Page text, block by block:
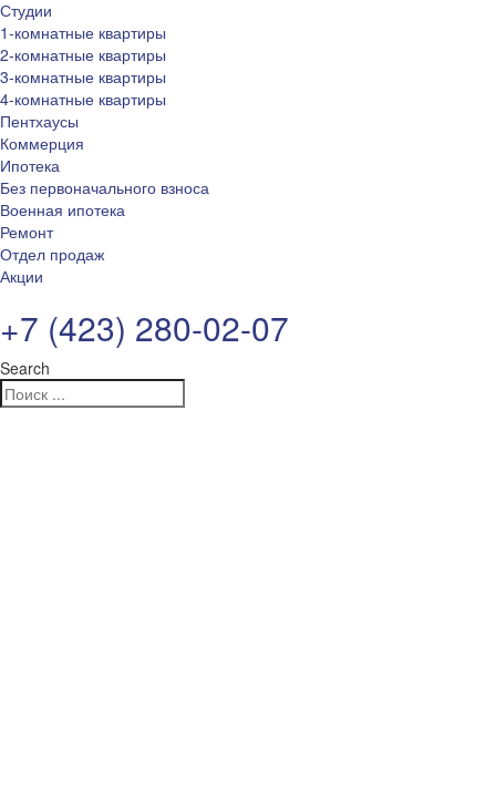
Студии
1-комнатные квартиры
2-комнатные квартиры
3-комнатные квартиры
4-комнатные квартиры
Пентхаусы
Коммерция
Ипотека
Без первоначального взноса
Военная ипотека
Ремонт
Отдел продаж
Акции
+7 (423) 280-02-07
Search